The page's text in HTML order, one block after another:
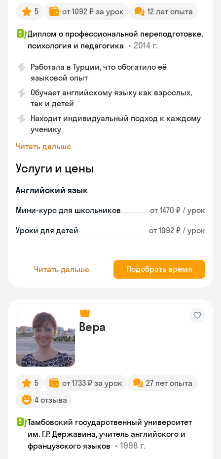
5 от 1092 ₽ за урок 12 лет опыта
Диплом о профессиональной переподготовке,
психология и педагогика • 2014 г.
Работала в Турции, что обогатило её
языковой опыт
Обучает английскому языку как взрослых,
так и детей
Находит индивидуальный подход к каждому
ученику
Читать дальше
Услуги и цены
Английский язык
Мини-курс для школьников от 1470 ₽ / урок
Уроки для детей от 1092 ₽ / урок
Читать дальше Подобрать время
Вера
5 от 1733 ₽ за урок
27 лет опыта
4 отзыва
Тамбовский государственный университет
им. Г.Р. Державина, учитель английского и
французского языков • 1998 г.